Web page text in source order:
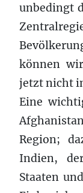
unbedingt
können
jetzt nicht
Eine
Region;
Indien,
Staaten